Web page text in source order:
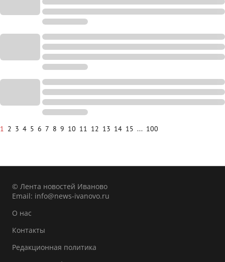
1 2 3 4 5 6 7 8 9 10 11 12 13 14 15 ... 100
© Лента новостей Иваново
Email: info@news-ivanovo.ru
О нас
Контакты
Редакционная политика